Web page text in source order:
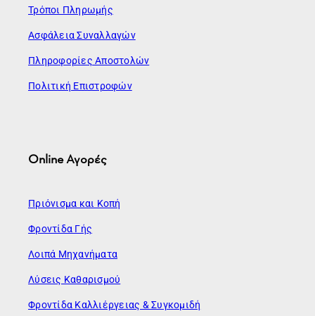
Τρόποι Πληρωμής
Ασφάλεια Συναλλαγών
Πληροφορίες Αποστολών
Πολιτική Επιστροφών
Online Αγορές
Πριόνισμα και Κοπή
Φροντίδα Γής
Λοιπά Μηχανήματα
Λύσεις Καθαρισμού
Φροντίδα Καλλιέργειας & Συγκομιδή